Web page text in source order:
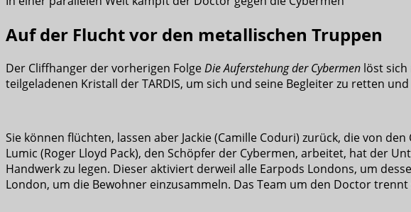
Auf der Flucht vor den metallischen Truppen
Der Cliffhanger der vorherigen FolgeDie Auferstehung der Cybermen löst
teilgeladenen Kristall der TARDIS, um sich und seine Begleiter zu retten
Sie können flüchten, lassen aber Jackie (Camille Coduri) zurück, die von
Lumic (Roger Lloyd Pack), den Schöpfer der Cybermen, arbeitet, hat der
Handwerk zu legen. Dieser aktiviert derweil alle Earpods Londons, um
London, um die Bewohner einzusammeln. Das Team um den Doctor